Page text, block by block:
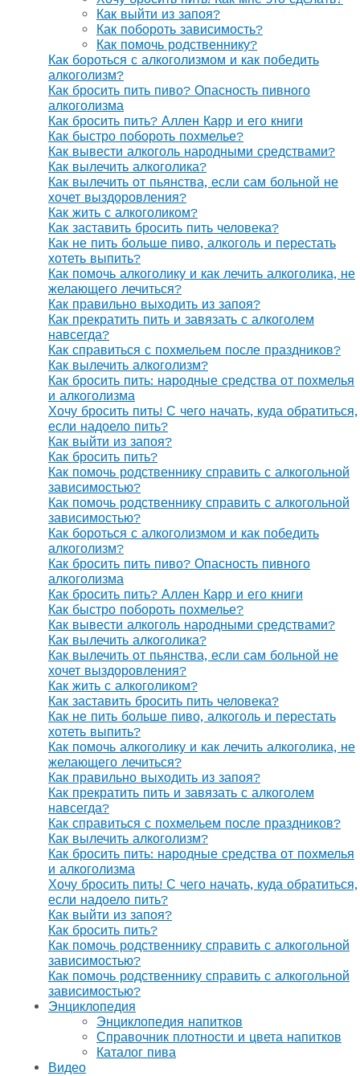
Как выйти из запоя?
Как побороть зависимость?
Как помочь родственнику?
Как бороться с алкоголизмом и как победить
алкоголизм?
Как бросить пить пиво? Опасность пивного
алкоголизма
Как бросить пить? Аллен Карр и его книги
Как быстро побороть похмелье?
Как вывести алкоголь народными средствами?
Как вылечить алкоголика?
Как вылечить от пьянства, если сам больной не
хочет выздоровления?
Как жить с алкоголиком?
Как заставить бросить пить человека?
Как не пить больше пиво, алкоголь и перестать
хотеть выпить?
Как помочь алкоголику и как лечить алкоголика, не
желающего лечиться?
Как правильно выходить из запоя?
Как прекратить пить и завязать с алкоголем
навсегда?
Как справиться с похмельем после праздников?
Как вылечить алкоголизм?
Как бросить пить: народные средства от похмелья
и алкоголизма
Хочу бросить пить! С чего начать, куда обратиться,
если надоело пить?
Как выйти из запоя?
Как бросить пить?
Как помочь родственнику справить с алкогольной
зависимостью?
Как помочь родственнику справить с алкогольной
зависимостью?
Как бороться с алкоголизмом и как победить
алкоголизм?
Как бросить пить пиво? Опасность пивного
алкоголизма
Как бросить пить? Аллен Карр и его книги
Как быстро побороть похмелье?
Как вывести алкоголь народными средствами?
Как вылечить алкоголика?
Как вылечить от пьянства, если сам больной не
хочет выздоровления?
Как жить с алкоголиком?
Как заставить бросить пить человека?
Как не пить больше пиво, алкоголь и перестать
хотеть выпить?
Как помочь алкоголику и как лечить алкоголика, не
желающего лечиться?
Как правильно выходить из запоя?
Как прекратить пить и завязать с алкоголем
навсегда?
Как справиться с похмельем после праздников?
Как вылечить алкоголизм?
Как бросить пить: народные средства от похмелья
и алкоголизма
Хочу бросить пить! С чего начать, куда обратиться,
если надоело пить?
Как выйти из запоя?
Как бросить пить?
Как помочь родственнику справить с алкогольной
зависимостью?
Как помочь родственнику справить с алкогольной
зависимостью?
Энциклопедия
Энциклопедия напитков
Справочник плотности и цвета напитков
Каталог пива
Видео